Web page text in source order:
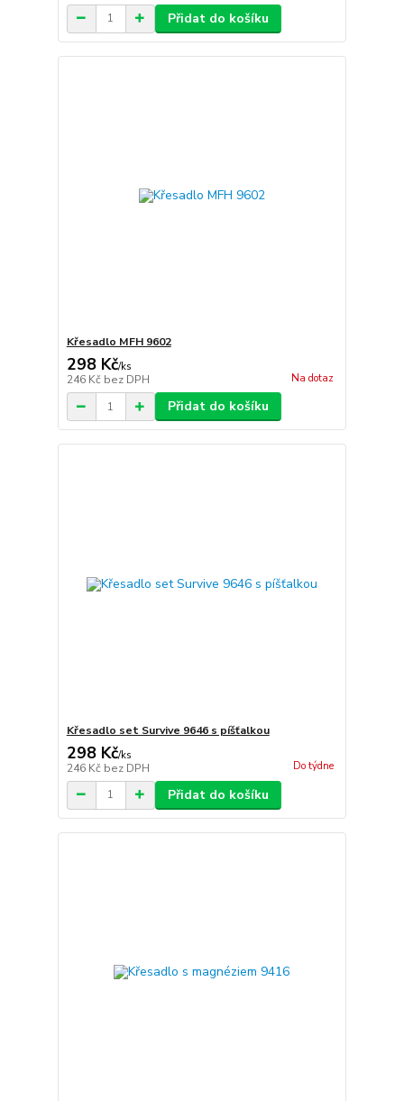
Přidat do košíku
Křesadlo MFH 9602
298 Kč/ks
246 Kč bez DPH Na dotaz
Přidat do košíku
Křesadlo set Survive 9646 s píšťalkou
298 Kč/ks
246 Kč bez DPH Do týdne
Přidat do košíku